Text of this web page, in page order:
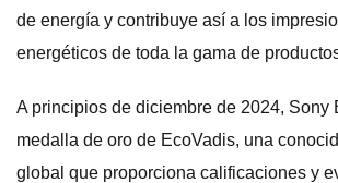
de energía y contribuye así a los
energéticos de toda la gama de
A principios de diciembre de 2024, Sony
medalla de oro de EcoVadis, una
global que proporciona calificaciones y